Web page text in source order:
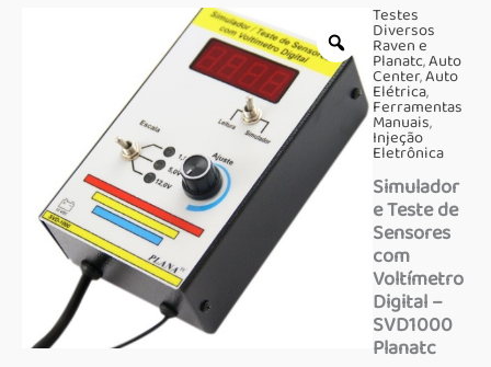
Testes
Diversos
Raven e
Planatc,Auto
Center,Auto
Elétrica,
Ferramentas
Manuais,
Injeção
Eletrônica
Simulador
e Teste de
Sensores
com
Voltímetro
Digital –
SVD1000
Planatc